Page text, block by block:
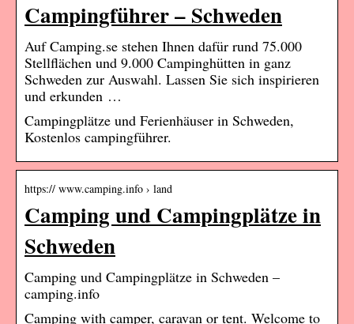
Campingführer – Schweden
Auf Camping.se stehen Ihnen dafür rund 75.000
Stellflächen und 9.000 Campinghütten in ganz
Schweden zur Auswahl. Lassen Sie sich inspirieren
und erkunden …
Campingplätze und Ferienhäuser in Schweden,
Kostenlos campingführer.
https:// www.camping.info › land
Camping und Campingplätze in
Schweden
Camping und Campingplätze in Schweden –
camping.info
Camping with camper, caravan or tent. Welcome to